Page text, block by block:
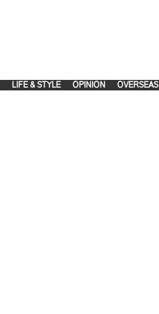
OVERSEAS
OPINION
LIFE & STYLE . .